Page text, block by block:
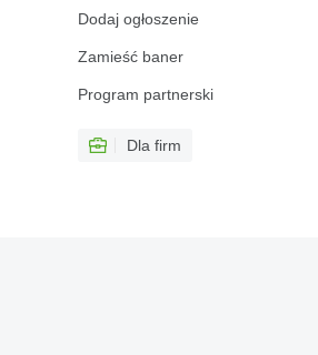
Dodaj ogłoszenie
Zamieść baner
Program partnerski
Dla firm